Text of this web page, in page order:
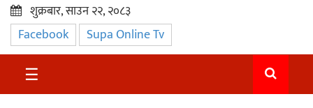
प्रमुख
समाचार
सुदुर
शुक्रबार, साउन २२, २०८३
Facebook Supa Online Tv
☰